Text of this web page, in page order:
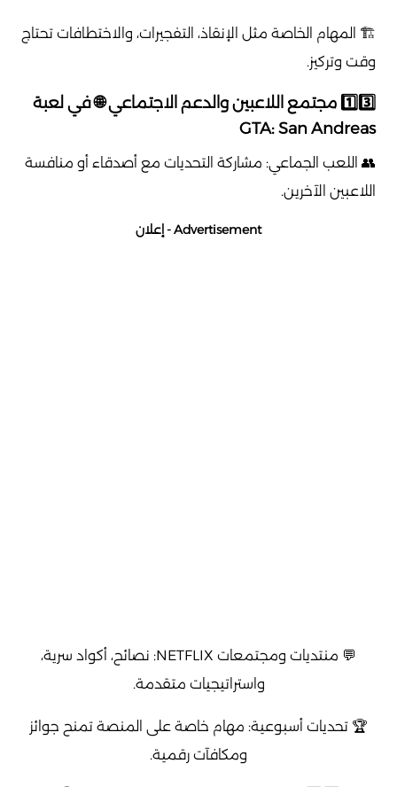
🏗️ المهام الخاصة مثل الإنقاذ، التفجيرات، والاختطافات تحتاج
وقت وتركيز.
1️⃣3️⃣ مجتمع اللاعبين والدعم الاجتماعي 🌐 في لعبة
GTA: San Andreas
👥 اللعب الجماعي: مشاركة التحديات مع أصدقاء أو منافسة
اللاعبين الآخرين.
Advertisement - إعلان
💬 منتديات ومجتمعات NETFLIX: نصائح، أكواد سرية،
واستراتيجيات متقدمة.
🏆 تحديات أسبوعية: مهام خاصة على المنصة تمنح جوائز
ومكافآت رقمية.